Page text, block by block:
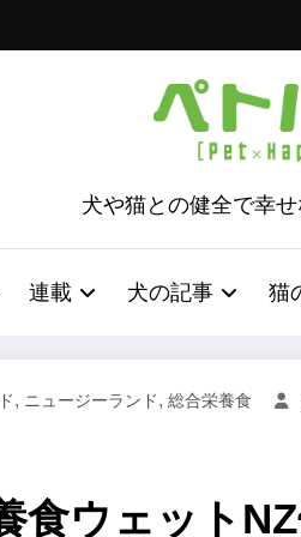
犬や猫との健全で幸
連載 犬の記事 猫
, ニュージーランド, 総合栄養食
食ウェット